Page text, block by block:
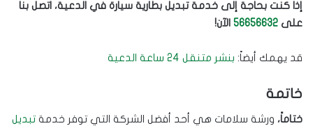
إذا كنت بحاجة إلى خدمة تبديل بطارية سيارة في الدعية، اتصل بنا
على 56656632 الآن!
قد يهمك أيضاً: بنشر متنقل 24 ساعة الدعية
خاتمة
ختاماً، ورشة سلامات هي أحد أفضل الشركة التي توفر خدمة تبديل